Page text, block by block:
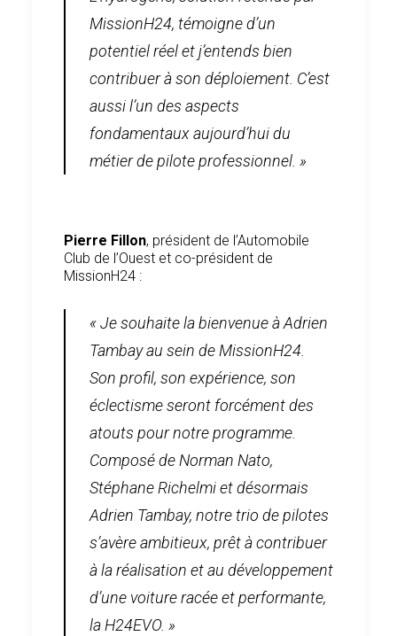
MissionH24, témoigne d’un
potentiel réel et j’entends bien
contribuer à son déploiement. C’est
aussi l’un des aspects
fondamentaux aujourd’hui du
métier de pilote professionnel. »
Pierre Fillon, président de l’Automobile
Club de l’Ouest et co-président de
MissionH24 :
« Je souhaite la bienvenue à Adrien
Tambay au sein de MissionH24.
Son profil, son expérience, son
éclectisme seront forcément des
atouts pour notre programme.
Composé de Norman Nato,
Stéphane Richelmi et désormais
Adrien Tambay, notre trio de pilotes
s’avère ambitieux, prêt à contribuer
à la réalisation et au développement
d’une voiture racée et performante,
la H24EVO. »